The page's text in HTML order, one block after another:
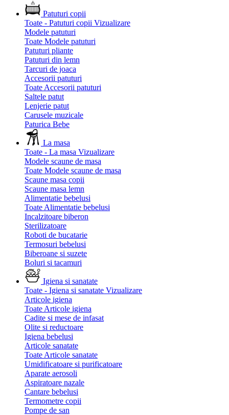
Patuturi copii
Toate - Patuturi copii Vizualizare
Modele patuturi
Toate Modele patuturi
Patuturi pliante
Patuturi din lemn
Tarcuri de joaca
Accesorii patuturi
Toate Accesorii patuturi
Saltele patut
Lenjerie patut
Carusele muzicale
Paturica Bebe
La masa
Toate - La masa Vizualizare
Modele scaune de masa
Toate Modele scaune de masa
Scaune masa copii
Scaune masa lemn
Alimentatie bebelusi
Toate Alimentatie bebelusi
Incalzitoare biberon
Sterilizatoare
Roboti de bucatarie
Termosuri bebelusi
Biberoane si suzete
Boluri si tacamuri
Igiena si sanatate
Toate - Igiena si sanatate Vizualizare
Articole igiena
Toate Articole igiena
Cadite si mese de infasat
Olite si reductoare
Igiena bebelusi
Articole sanatate
Toate Articole sanatate
Umidificatoare si purificatoare
Aparate aerosoli
Aspiratoare nazale
Cantare bebelusi
Termometre copii
Pompe de san